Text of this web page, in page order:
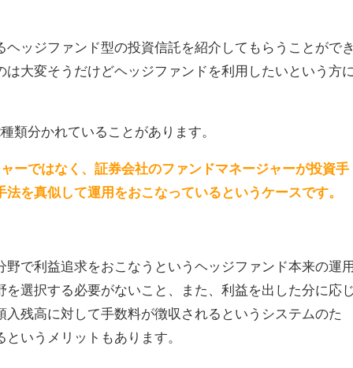
ッジファンド型の投資信託を紹介してもらうことができ
大変そうだけどヘッジファンドを利用したいという方に
類分かれていることがあります。
ーではなく、証券会社のファンドマネージャーが投資手
を真似して運用をおこなっているというケースです。
で利益追求をおこなうというヘッジファンド本来の運用
選択する必要がないこと、また、利益を出した分に応じ
残高に対して手数料が徴収されるというシステムのた
いうメリットもあります。